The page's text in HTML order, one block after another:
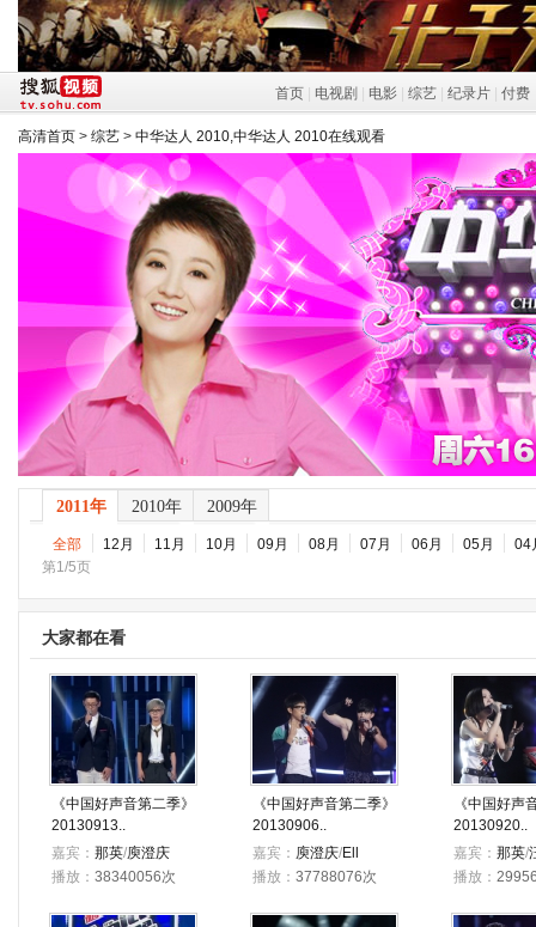
首页 电视剧 电影 综艺 纪录片 付费
高清首页 > 综艺 > 中华达人 2010,中华达人 2010在线观看
2011年 2010年 2009年
全部 12月 11月 10月 09月 08月 07月 06月 05月
04
第1/5页
大家都在看
《中国好声音第二季》
20130913..
嘉宾： 那英/庾澄庆
播放： 38340056次
《中国好声音第二季》
20130906..
嘉宾： 庾澄庆/Ell
播放： 37788076次
《中国好声
20130920..
嘉宾： 那英/
播放：